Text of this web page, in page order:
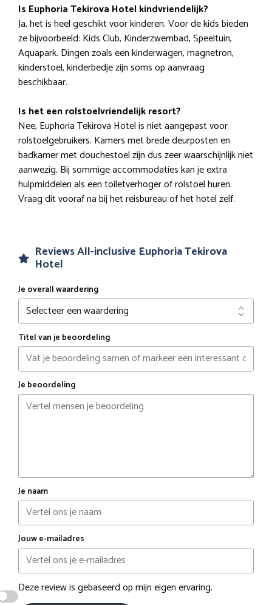
Is Euphoria Tekirova Hotel kindvriendelijk?
Ja, het is heel geschikt voor kinderen. Voor de kids bieden
ze bijvoorbeeld: Kids Club, Kinderzwembad, Speeltuin,
Aquapark. Dingen zoals een kinderwagen, magnetron,
kinderstoel, kinderbedje zijn soms op aanvraag
beschikbaar.
Is het een rolstoelvriendelijk resort?
Nee, Euphoria Tekirova Hotel is niet aangepast voor
rolstoelgebruikers. Kamers met brede deurposten en
badkamer met douchestoel zijn dus zeer waarschijnlijk niet
aanwezig. Bij sommige accommodaties kan je extra
hulpmiddelen als een toiletverhoger of rolstoel huren.
Vraag dit vooraf na bij het reisbureau of het hotel zelf.
Reviews All-inclusive Euphoria Tekirova
Hotel
Je overall waardering
Titel van je beoordeling
Je beoordeling
Je naam
Jouw e-mailadres
Deze review is gebaseerd op mijn eigen ervaring.